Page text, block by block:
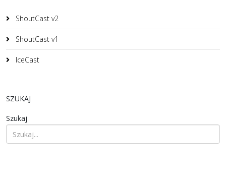
ShoutCast v2
ShoutCast v1
IceCast
SZUKAJ
Szukaj